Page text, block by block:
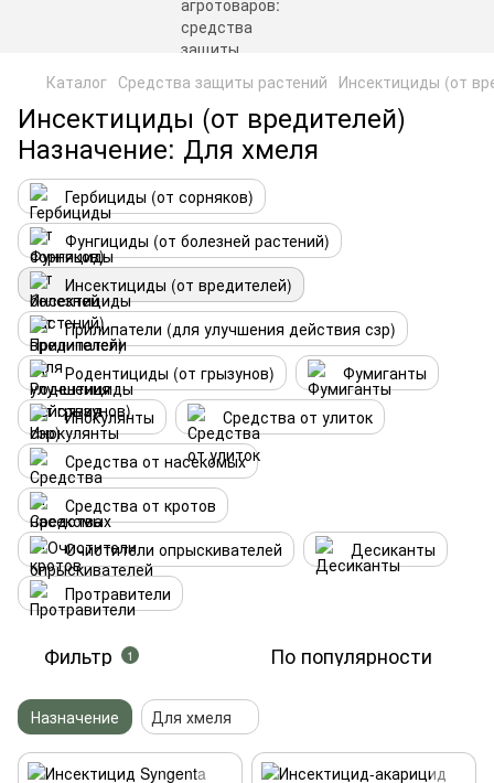
Каталог Средства защиты растений Инсектициды (от
Инсектициды (от вредителей)
Назначение: Для хмеля
Гербициды (от сорняков)
Фунгициды (от болезней растений)
Инсектициды (от вредителей)
Прилипатели (для улучшения действия сзр)
Родентициды (от грызунов)
Фумиганты
Инокулянты
Средства от улиток
Средства от насекомых
Средства от кротов
Очистители опрыскивателей
Десиканты
Протравители
Фильтр 1 По популярности
Назначение Для хмеля